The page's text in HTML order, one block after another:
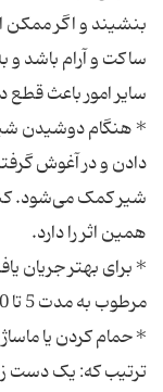
بنشیند و اگر ممکن
ساکت و آرام باشد و
* هنگام دوشیدن
دادن و در آغوش
شیر کمک می‌شود.
* برای بهتر جریان
* حمام کردن یا
ترتیب که:‌ یک دست